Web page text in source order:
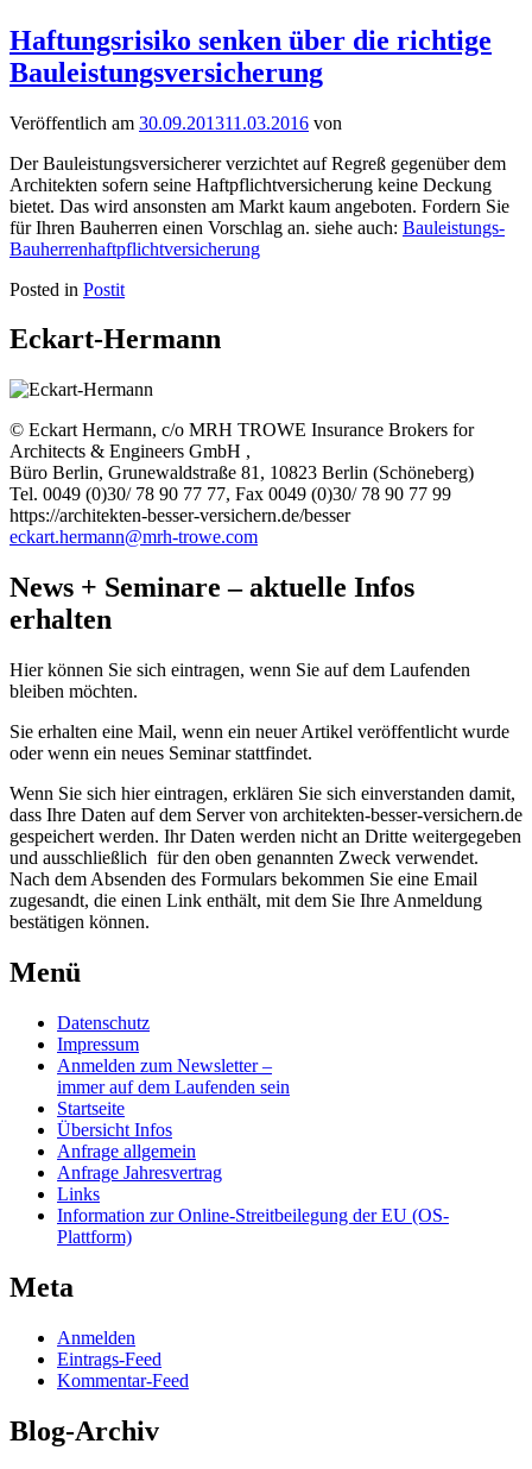
Haftungsrisiko senken über die richtige
Bauleistungsversicherung
Veröffentlich am 30.09.201311.03.2016 von
Der Bauleistungsversicherer verzichtet auf Regreß gegenüber dem
Architekten sofern seine Haftpflichtversicherung keine Deckung
bietet. Das wird ansonsten am Markt kaum angeboten. Fordern Sie
für Ihren Bauherren einen Vorschlag an. siehe auch: Bauleistungs-
Bauherrenhaftpflichtversicherung
Posted in Postit
Eckart-Hermann
© Eckart Hermann, c/o MRH TROWE Insurance Brokers for
Architects & Engineers GmbH ,
Büro Berlin, Grunewaldstraße 81, 10823 Berlin (Schöneberg)
Tel. 0049 (0)30/ 78 90 77 77, Fax 0049 (0)30/ 78 90 77 99
https://architekten-besser-versichern.de/besser
eckart.hermann@mrh-trowe.com
News + Seminare – aktuelle Infos
erhalten
Hier können Sie sich eintragen, wenn Sie auf dem Laufenden
bleiben möchten.
Sie erhalten eine Mail, wenn ein neuer Artikel veröffentlicht wurde
oder wenn ein neues Seminar stattfindet.
Wenn Sie sich hier eintragen, erklären Sie sich einverstanden damit,
dass Ihre Daten auf dem Server von architekten-besser-versichern.de
gespeichert werden. Ihr Daten werden nicht an Dritte weitergegeben
und ausschließlich für den oben genannten Zweck verwendet.
Nach dem Absenden des Formulars bekommen Sie eine Email
zugesandt, die einen Link enthält, mit dem Sie Ihre Anmeldung
bestätigen können.
Menü
Datenschutz
Impressum
Anmelden zum Newsletter –
immer auf dem Laufenden sein
Startseite
Übersicht Infos
Anfrage allgemein
Anfrage Jahresvertrag
Links
Information zur Online-Streitbeilegung der EU (OS-
Plattform)
Meta
Anmelden
Eintrags-Feed
Kommentar-Feed
Blog-Archiv